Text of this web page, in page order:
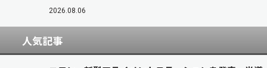
2026.08.06
人気記事